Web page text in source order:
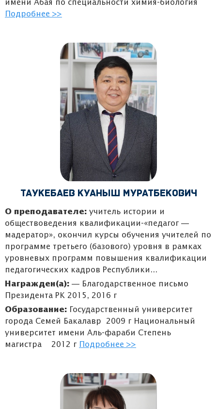
имени Абая по специальности химия-биология
Подробнее >>
Таукебаев Куаныш Муратбекович
О преподавателе: учитель истории и
обществоведения квалификации-«педагог —
мадератор», окончил курсы обучения учителей по
программе третьего (базового) уровня в рамках
уровневых программ повышения квалификации
педагогических кадров Республики...
Награжден(а): — Благодарственное письмо
Президента РК 2015, 2016 г
Образование:
Государственный университет
города Семей Бакалавр 2009 г Национальный
университет имени Аль-фараби Степень
магистра 2012 г
Подробнее >>